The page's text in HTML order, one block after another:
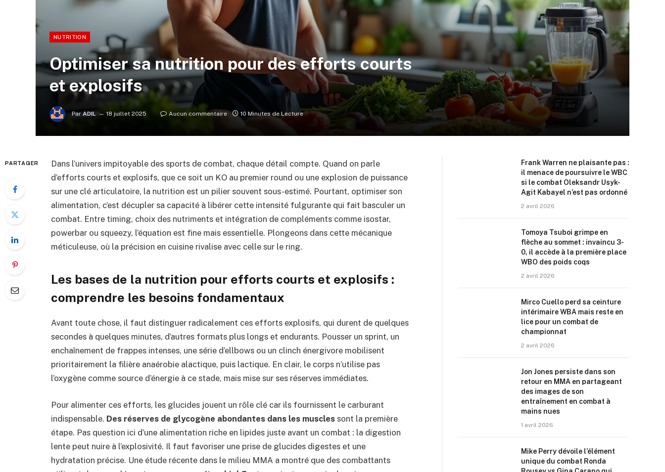
NUTRITION
Optimiser sa nutrition pour des efforts courts
et explosifs
Par ADIL 18 juillet 2025 Aucun commentaire 10 Minutes de Lecture
PARTAGER
Dans l’univers impitoyable des sports de combat, chaque détail compte. Quand on parle
d’efforts courts et explosifs, que ce soit un KO au premier round ou une explosion de puissance
sur une clé articulatoire, la nutrition est un pilier souvent sous-estimé. Pourtant, optimiser son
alimentation, c’est décupler sa capacité à libérer cette intensité fulgurante qui fait basculer un
combat. Entre timing, choix des nutriments et intégration de compléments comme isostar,
powerbar ou squeezy, l’équation est fine mais essentielle. Plongeons dans cette mécanique
méticuleuse, où la précision en cuisine rivalise avec celle sur le ring.
Les bases de la nutrition pour efforts courts et explosifs :
comprendre les besoins fondamentaux
Avant toute chose, il faut distinguer radicalement ces efforts explosifs, qui durent de quelques
secondes à quelques minutes, d’autres formats plus longs et endurants. Pousser un sprint, un
enchaînement de frappes intenses, une série d’ellbows ou un clinch énergivore mobilisent
prioritairement la filière anaérobie alactique, puis lactique. En clair, le corps n’utilise pas
l’oxygène comme source d’énergie à ce stade, mais mise sur ses réserves immédiates.
Pour alimenter ces efforts, les glucides jouent un rôle clé car ils fournissent le carburant
indispensable. Des réserves de glycogène abondantes dans les muscles sont la première
étape. Pas question ici d’une alimentation riche en lipides juste avant un combat : la digestion
lente peut nuire à l’explosivité. Il faut favoriser une prise de glucides digestes et une
hydratation précise. Une étude récente dans le milieu MMA a montré que des combattants
Frank Warren ne plaisante pas :
il menace de poursuivre le WBC
si le combat Oleksandr Usyk-
Agit Kabayel n’est pas ordonné
2 avril 2026
Tomoya Tsuboi grimpe en
flèche au sommet : invaincu 3-
0, il accède à la première place
WBO des poids coqs
2 avril 2026
Mirco Cuello perd sa ceinture
intérimaire WBA mais reste en
lice pour un combat de
championnat
2 avril 2026
Jon Jones persiste dans son
retour en MMA en partageant
des images de son
entraînement en combat à
mains nues
1 avril 2026
Mike Perry dévoile l’élément
unique du combat Ronda